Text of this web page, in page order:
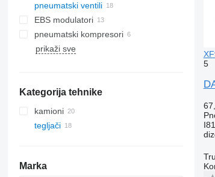
pneumatski ventili
EBS modulatori
pneumatski kompresori
prikaži sve
Kategorija tehnike
kamioni
tegljači
Marka
5